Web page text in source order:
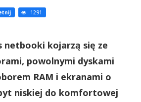
1291
netbooki kojarzą się ze
powolnymi dyskami
RAM i ekranami o
niskiej do komfortowej